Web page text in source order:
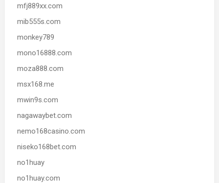
mfj889xx.com
mib555s.com
monkey789
mono16888.com
moza888.com
msx168.me
mwin9s.com
nagawaybet.com
nemo168casino.com
niseko168bet.com
no1huay
no1huay.com